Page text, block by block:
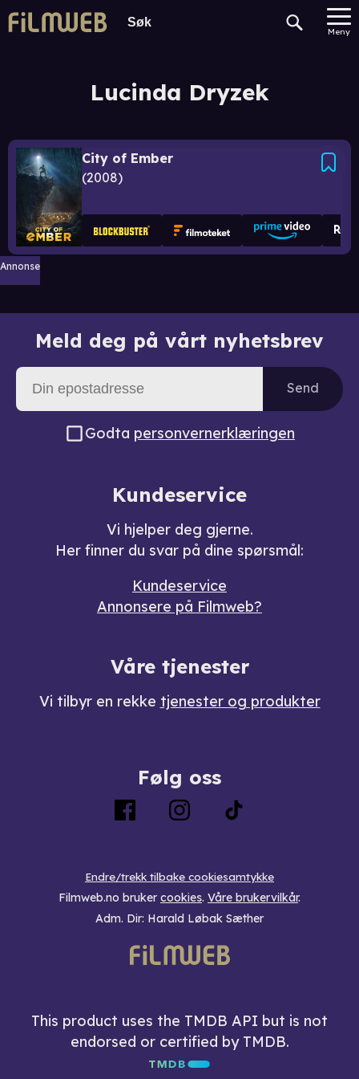
Meny
Lucinda Dryzek
City of Ember
2008
Annonse
Meld deg på vårt nyhetsbrev
Send
Godta personvernerklæringen
Kundeservice
Vi hjelper deg gjerne.
Her finner du svar på dine spørsmål:
Kundeservice
Annonsere på Filmweb?
Våre tjenester
Vi tilbyr en rekke tjenester og produkter
Følg oss
Endre/trekk tilbake cookiesamtykke
Filmweb.no bruker cookies. Våre brukervilkår.
Adm. Dir: Harald Løbak Sæther
This product uses the TMDB API but is not
endorsed or certified by TMDB.